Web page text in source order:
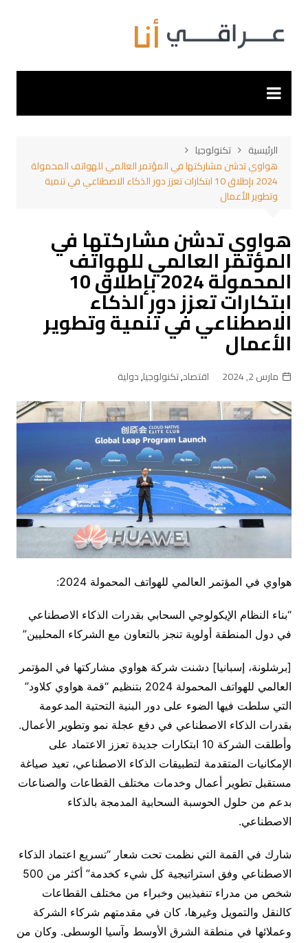
المحتوى
الرئيسية
تكنولوجيا
هواوي تدشن مشاركتها في المؤتمر العالمي للهواتف المحمولة
2024 بإطلاق 10 ابتكارات تعزز دور الذكاء الاصطناعي في تنمية
وتطوير الأعمال
هواوي تدشن مشاركتها في
المؤتمر العالمي للهواتف
المحمولة 2024 بإطلاق 10
ابتكارات تعزز دور الذكاء
الاصطناعي في تنمية وتطوير
الأعمال
مارس 2, 2024 اقتصاد,تكنولوجيا,دولية
هواوي في المؤتمر العالمي للهواتف المحمولة 2024:
“بناء النظام الإيكولوجي السحابي بقدرات الذكاء الاصطناعي
في دول المنطقة أولوية تنجز بالتعاون مع الشركاء المحليين”
[برشلونة، إسبانيا] دشنت شركة هواوي مشاركتها في المؤتمر
العالمي للهواتف المحمولة 2024 بتنظيم “قمة هواوي كلاود”
التي سلطت فيها الضوء على دور البنية التحتية المدعومة
بقدرات الذكاء الاصطناعي في دفع عجلة نمو وتطوير الأعمال.
وأطلقت الشركة 10 ابتكارات جديدة تعزز الاعتماد على
الإمكانيات المتقدمة لتطبيقات الذكاء الاصطناعي، تعيد صياغة
مستقبل تطوير أعمال وخدمات مختلف القطاعات والصناعات
بدعم من حلول الحوسبة السحابية المدمجة بالذكاء
الاصطناعي.
شارك في القمة التي نظمت تحت شعار “تسريع اعتماد الذكاء
الاصطناعي وفق استراتيجية كل شيء كخدمة” أكثر من 500
شخص من مدراء تنفيذيين وخبراء من مختلف القطاعات
كالنقل والتمويل وغيرها، كان في مقدمتهم شركاء الشركة
وعملائها في منطقة الشرق الأوسط وآسيا الوسطى. وكان من